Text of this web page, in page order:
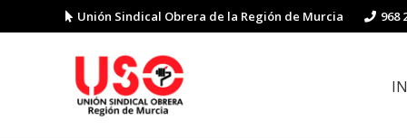
Unión Sindical Obrera de la Región de Murcia 968